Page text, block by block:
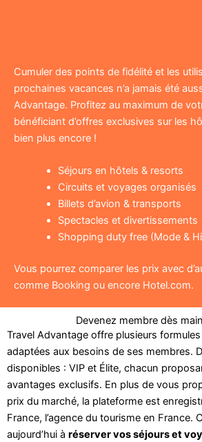
Cumuler des points de fidélité et les
prochaines vacances n’a jamais été
Advantage. Profitez au maximum de
bénéficiant d’offres exclusives sur les
bien plus encore !
Séjours en hôtels & resorts
Circuits et voyages organisés
Billets d’avion & transports
Spectacles et divertissements
Shopping duty free (Mode &
Vous pourrez comparer les prix avec
comme Booking ou encore Hotel.com.
Devenez membre dès
Travel Advantage offre plusieurs
adaptées aux besoins de ses membres.
disponibles : VIP et Élite, chacun
avantages exclusifs. En plus de vous
prix du marché, la plateforme est
France, l’agence du tourisme en France.
aujourd’hui à réserver vos séjours et